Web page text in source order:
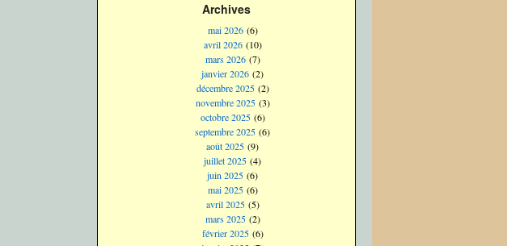
Archives
mai 2026(6)
avril 2026(10)
mars 2026(7)
janvier 2026 (2)
décembre 2025(2)
novembre 2025(3)
octobre 2025(6)
septembre 2025 (6)
août 2025 (9)
juillet 2025 (4)
juin 2025 (6)
mai 2025(6)
avril 2025(5)
mars 2025(2)
février 2025(6)